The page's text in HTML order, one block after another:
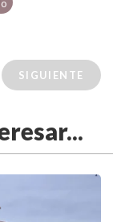
SIGUIENTE